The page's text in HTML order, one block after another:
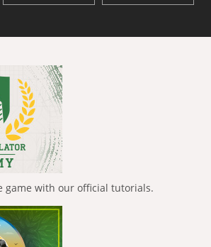
game with our official tutorials.